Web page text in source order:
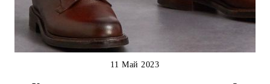
11 Май 2023